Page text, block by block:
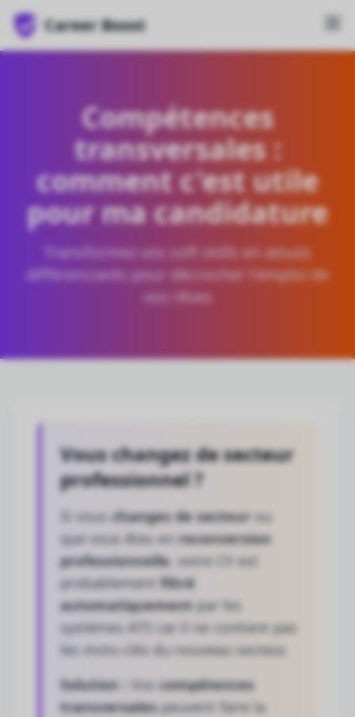
Career Boost
Compétences
transversales :
comment c'est utile
pour ma candidature
Transformez vos soft skills en atouts
différenciants pour décrocher l'emploi de
vos rêves
Vous changez de secteur
professionnel ?
Si vouschangez de secteur ou
que vous êtes enreconversion
professionnelle, votre CV est
probablement filtré
automatiquementpar les
systèmes ATS car il ne contient pas
les mots-clés du nouveau secteur.
Solution :
Voscompétences
transversalespeuvent faire la